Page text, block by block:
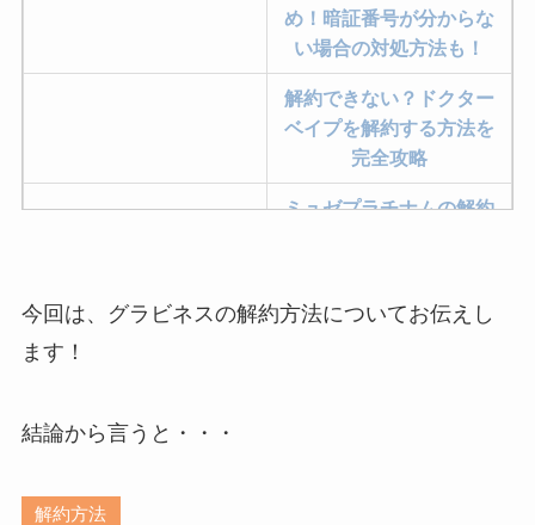
め！暗証番号が分からな
い場合の対処方法も！
解約できない？ドクター
ベイプを解約する方法を
完全攻略
ミュゼプラチナムの解約
レミノの解約方法まと
今回は、グラビネスの解約方法についてお伝えし
ます！
結論から言うと・・・
解約方法